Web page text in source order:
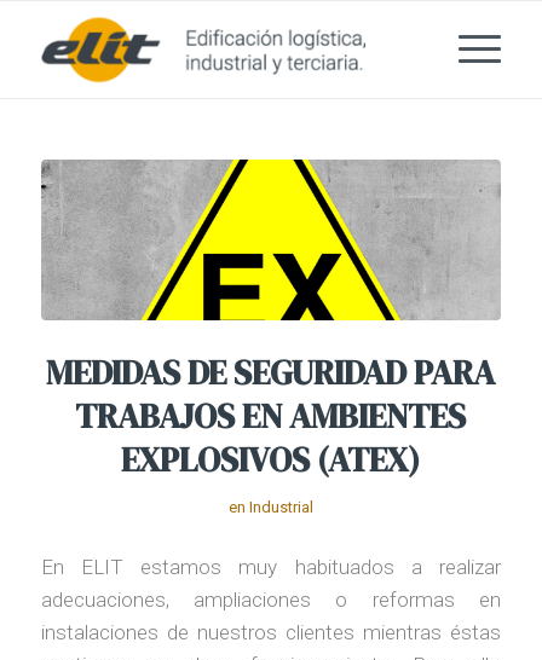
MEDIDAS DE SEGURIDAD PARA
TRABAJOS EN AMBIENTES
EXPLOSIVOS (ATEX)
en Industrial
En ELIT estamos muy habituados a realizar
adecuaciones, ampliaciones o reformas en
instalaciones de nuestros clientes mientras éstas